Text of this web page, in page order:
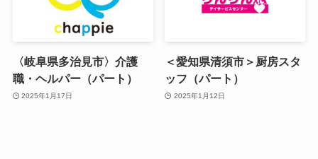
〈岐阜県多治見市〉介護
職・ヘルパー（パート）
2025年1月17日
＜愛知県清須市＞厨房スタ
ッフ（パート）
2025年1月12日